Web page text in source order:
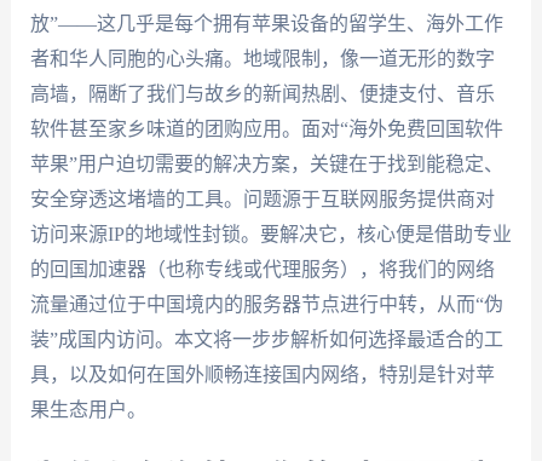
放”——这几乎是每个拥有苹果设备的留学生、海外工作
者和华人同胞的心头痛。地域限制，像一道无形的数字
高墙，隔断了我们与故乡的新闻热剧、便捷支付、音乐
软件甚至家乡味道的团购应用。面对“海外免费回国软件
苹果”用户迫切需要的解决方案，关键在于找到能稳定、
安全穿透这堵墙的工具。问题源于互联网服务提供商对
访问来源IP的地域性封锁。要解决它，核心便是借助专业
的回国加速器（也称专线或代理服务），将我们的网络
流量通过位于中国境内的服务器节点进行中转，从而“伪
装”成国内访问。本文将一步步解析如何选择最适合的工
具，以及如何在国外顺畅连接国内网络，特别是针对苹
果生态用户。